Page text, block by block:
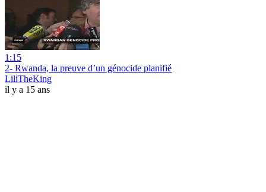
1:15
2- Rwanda, la preuve d’un génocide planifié
LiliTheKing
il y a 15 ans